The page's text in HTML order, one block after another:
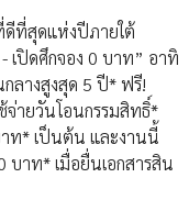
ดีที่สุดแห่งปีภายใต้
- เปิดศึกจอง 0 บาท” อาทิ
ลางสูงสุด 5 ปี* ฟรี!
จ่ายวันโอนกรรมสิทธิ์*
ท* เป็นต้น และงานนี้
บาท* เมื่อยื่นเอกสารสิน